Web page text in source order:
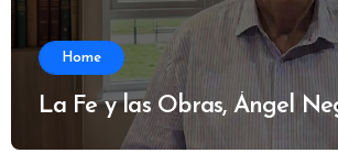
Home
La Fe y las Obras, Ángel